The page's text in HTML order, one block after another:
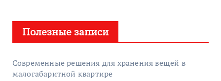
Полезные записи
Современные решения для хранения вещей в
малогабаритной квартире